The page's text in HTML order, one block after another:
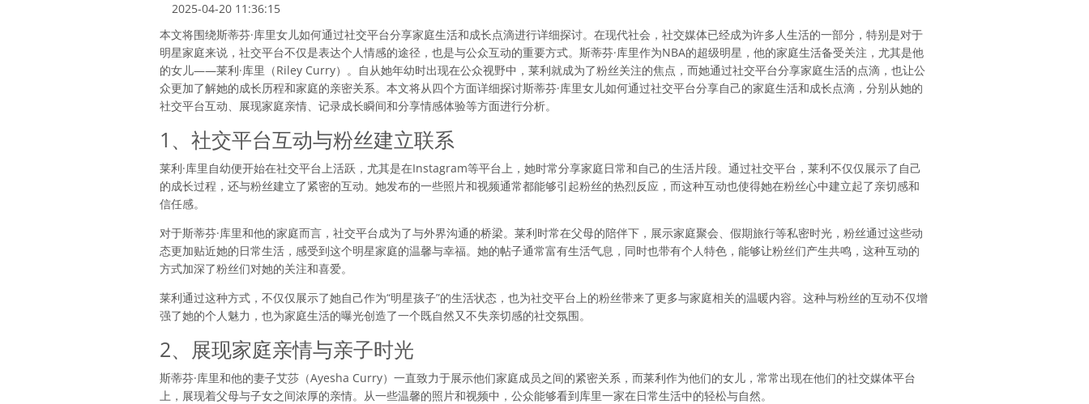
2025-04-20 11:36:15
本文将围绕斯蒂芬·库里女儿如何通过社交平台分享家庭生活和成长点滴进行详细探讨。在现代社会，社交媒体已经成为许多人生活的一部分，特别是对于
明星家庭来说，社交平台不仅是表达个人情感的途径，也是与公众互动的重要方式。斯蒂芬·库里作为NBA的超级明星，他的家庭生活备受关注，尤其是他
的女儿——莱利·库里（Riley Curry）。自从她年幼时出现在公众视野中，莱利就成为了粉丝关注的焦点，而她通过社交平台分享家庭生活的点滴，也让公
众更加了解她的成长历程和家庭的亲密关系。本文将从四个方面详细探讨斯蒂芬·库里女儿如何通过社交平台分享自己的家庭生活和成长点滴，分别从她的
社交平台互动、展现家庭亲情、记录成长瞬间和分享情感体验等方面进行分析。
1、社交平台互动与粉丝建立联系
莱利·库里自幼便开始在社交平台上活跃，尤其是在Instagram等平台上，她时常分享家庭日常和自己的生活片段。通过社交平台，莱利不仅仅展示了自己
的成长过程，还与粉丝建立了紧密的互动。她发布的一些照片和视频通常都能够引起粉丝的热烈反应，而这种互动也使得她在粉丝心中建立起了亲切感和
信任感。
对于斯蒂芬·库里和他的家庭而言，社交平台成为了与外界沟通的桥梁。莱利时常在父母的陪伴下，展示家庭聚会、假期旅行等私密时光，粉丝通过这些动
态更加贴近她的日常生活，感受到这个明星家庭的温馨与幸福。她的帖子通常富有生活气息，同时也带有个人特色，能够让粉丝们产生共鸣，这种互动的
方式加深了粉丝们对她的关注和喜爱。
莱利通过这种方式，不仅仅展示了她自己作为“明星孩子”的生活状态，也为社交平台上的粉丝带来了更多与家庭相关的温暖内容。这种与粉丝的互动不仅增
强了她的个人魅力，也为家庭生活的曝光创造了一个既自然又不失亲切感的社交氛围。
2、展现家庭亲情与亲子时光
斯蒂芬·库里和他的妻子艾莎（Ayesha Curry）一直致力于展示他们家庭成员之间的紧密关系，而莱利作为他们的女儿，常常出现在他们的社交媒体平台
上，展现着父母与子女之间浓厚的亲情。从一些温馨的照片和视频中，公众能够看到库里一家在日常生活中的轻松与自然。